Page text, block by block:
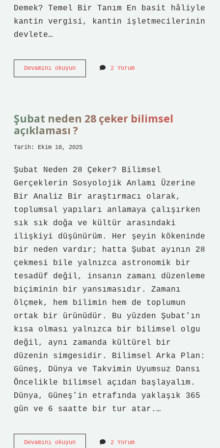
Demek? Temel Bir Tanım En basit hâliyle
kantin vergisi, kantin işletmecilerinin
devlete…
Devamını okuyunKantin
vergisi
2 Yorum
Şubat neden 28 çeker bilimsel
açıklaması ?
Tarih: Ekim 18, 2025
Şubat Neden 28 Çeker? Bilimsel
Gerçeklerin Sosyolojik Anlamı Üzerine
Bir Analiz Bir araştırmacı olarak,
toplumsal yapıları anlamaya çalışırken
sık sık doğa ve kültür arasındaki
ilişkiyi düşünürüm. Her şeyin kökeninde
bir neden vardır; hatta Şubat ayının 28
çekmesi bile yalnızca astronomik bir
tesadüf değil, insanın zamanı düzenleme
biçiminin bir yansımasıdır. Zamanı
ölçmek, hem bilimin hem de toplumun
ortak bir ürünüdür. Bu yüzden Şubat’ın
kısa olması yalnızca bir bilimsel olgu
değil, aynı zamanda kültürel bir
düzenin simgesidir. Bilimsel Arka Plan:
Güneş, Dünya ve Takvimin Uyumsuz Dansı
Öncelikle bilimsel açıdan başlayalım.
Dünya, Güneş’in etrafında yaklaşık 365
gün ve 6 saatte bir tur atar.…
Devamını okuyunŞubat
2 Yorum